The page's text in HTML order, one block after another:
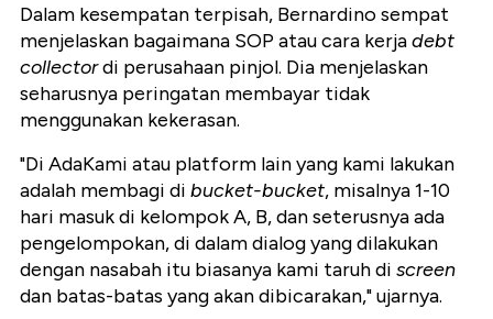
Dalam kesempatan terpisah, Bernardino sempat
menjelaskan bagaimana SOP atau cara kerjadebt
collectordi perusahaan pinjol. Dia menjelaskan
seharusnya peringatan membayar tidak
menggunakan kekerasan.
"Di AdaKami atau platform lain yang kami lakukan
adalah membagi di bucket-bucket, misalnya 1-10
hari masuk di kelompok A, B, dan seterusnya ada
pengelompokan, di dalam dialog yang dilakukan
dengan nasabah itu biasanya kami taruh di screen
dan batas-batas yang akan dibicarakan," ujarnya.